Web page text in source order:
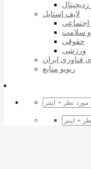
لایف استایل
سلامت
حقوقی
ورزشی
فناوری ایران
ریویو منابع